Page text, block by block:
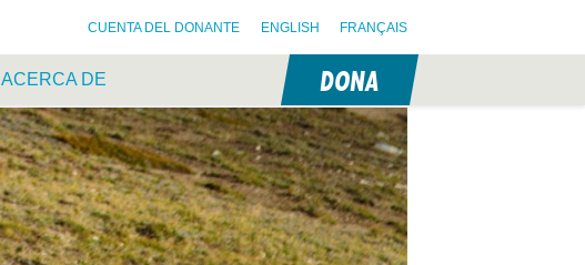
CUENTA DEL DONANTE ENGLISH FRANÇAIS
ACERCA DE DONA